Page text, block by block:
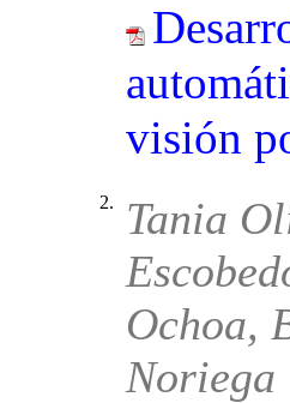
visión
2.
Tania
Ochoa,
Noriega